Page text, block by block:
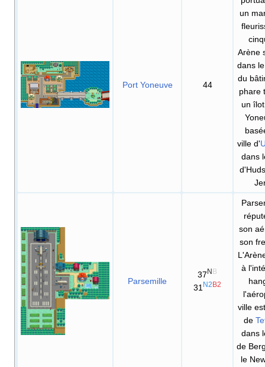
Port Yoneuve 44
un
Arène
dans
du
phare
un îlot
ville d'
dans
Parsemille
37 N B
31 N2 B2
son
son
à
ville
de
dans
de
le